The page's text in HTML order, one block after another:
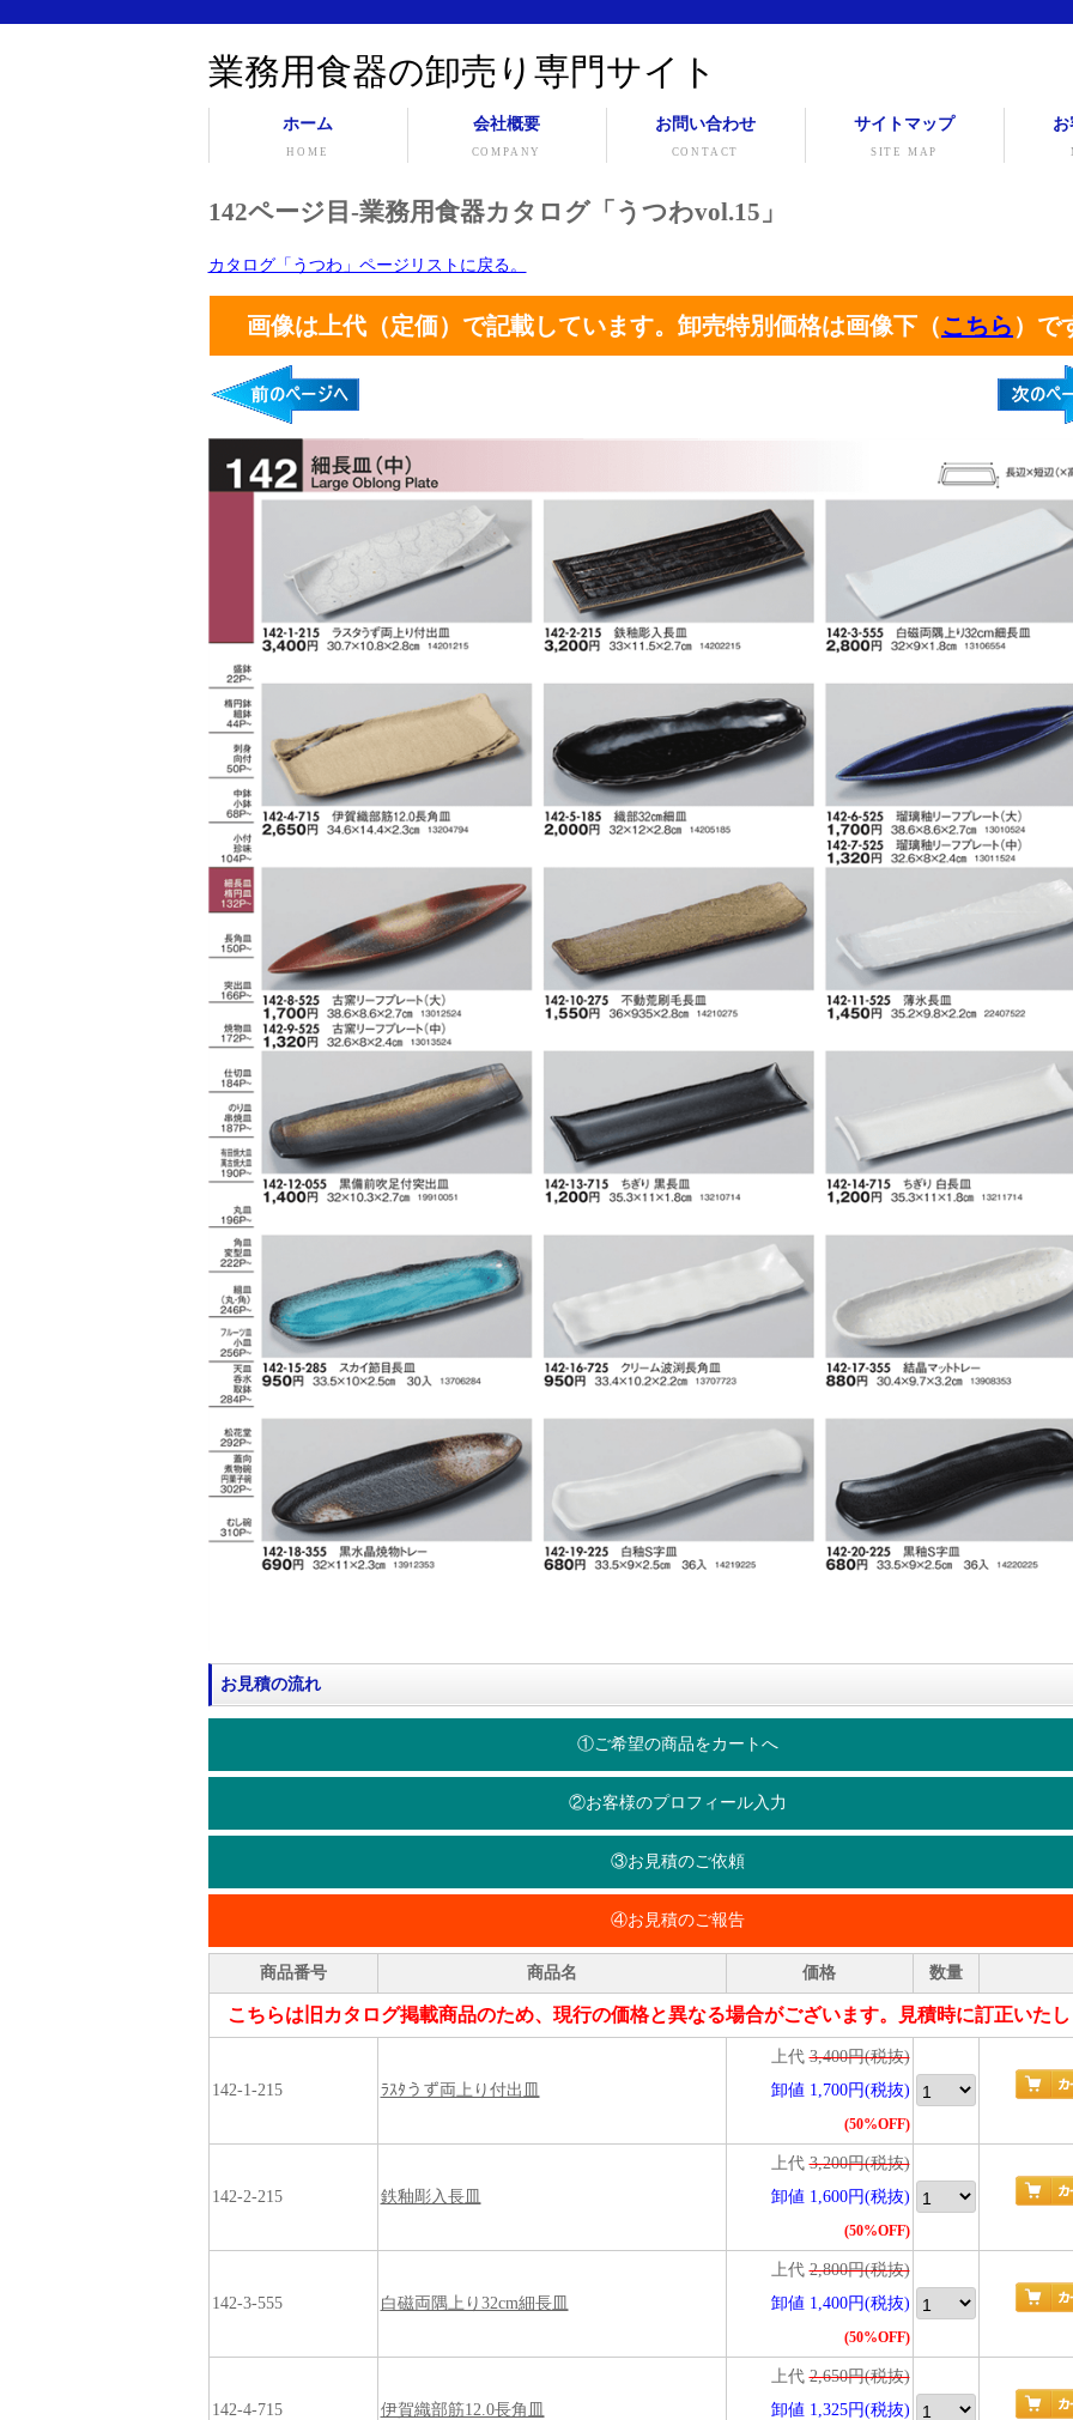
業務用食器の卸売り専門サイト
ホーム
HOME
会社概要
COMPANY
お問い合わせ
CONTACT
サイトマップ
SITE MAP
142ページ目-業務用食器カタログ「うつわvol.15」
カタログ「うつわ」ページリストに戻る。
画像は上代（定価）で記載しています。卸売特別価格は画像下（こちら ）で
お見積の流れ
①ご希望の商品をカートへ
②お客様のプロフィール入力
③お見積のご依頼
④お見積のご報告
商品番号 商品名 価格 数量
こちらは旧カタログ掲載商品のため、現行の価格と異なる場合がございます。見積時に訂正いた
142-1-215 ﾗｽﾀうず両上り付出皿
上代3,400円(税抜)
卸値 1,700円(税抜)
(50%OFF)
142-2-215 鉄釉彫入長皿
上代3,200円(税抜)
卸値 1,600円(税抜)
(50%OFF)
142-3-555 白磁両隅上り32cm細長皿
上代2,800円(税抜)
卸値 1,400円(税抜)
(50%OFF)
142-4-715 伊賀織部筋12.0長角皿
上代2,650円(税抜)
卸値 1,325円(税抜)